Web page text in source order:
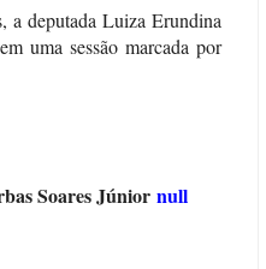
a deputada Luiza Erundina
uma sessão marcada por
Soares Júnior null